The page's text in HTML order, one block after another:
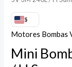
$
Motores Bombas
Mini